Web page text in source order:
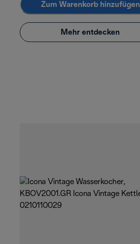
Zum Warenkorb hinzufügen
Mehr entdecken